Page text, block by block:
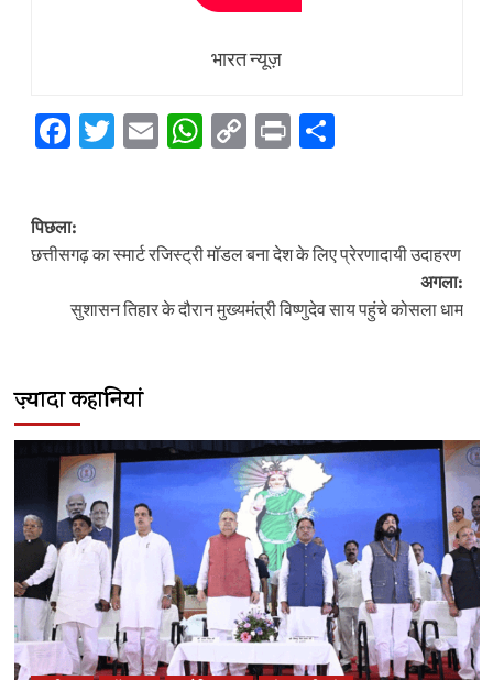
भारत न्यूज़
Facebook
Twitter
EmailWhatsApp
Copy
PrintShare
पोस्ट
नेविगेशन
पिछला:
छत्तीसगढ़ का स्मार्ट रजिस्ट्री मॉडल बना देश के लिए प्रेरणादायी उदाहरण
अगला:
सुशासन तिहार के दौरान मुख्यमंत्री विष्णुदेव साय पहुंचे कोसला धाम
ज़्यादा कहानियां